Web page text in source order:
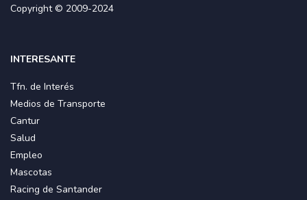
Copyright © 2009-2024
INTERESANTE
Tfn. de Interés
Medios de Transporte
Cantur
Salud
Empleo
Mascotas
Racing de Santander